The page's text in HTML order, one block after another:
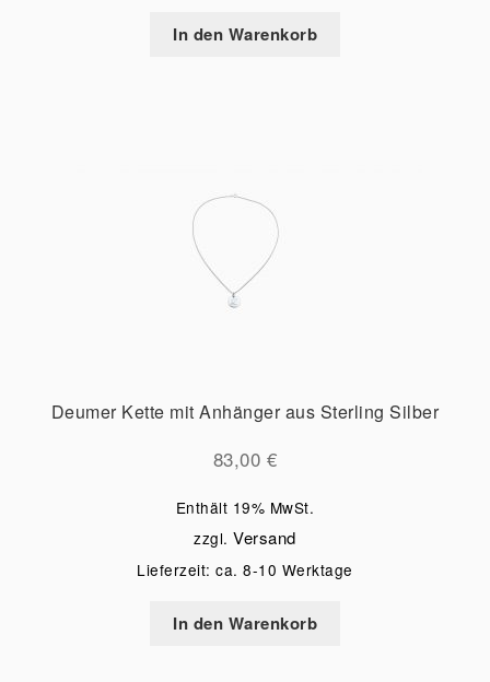
In den Warenkorb
Deumer Kette mit Anhänger aus Sterling Silber
83,00 €
Enthält 19% MwSt.
zzgl.Versand
Lieferzeit: ca. 8-10 Werktage
In den Warenkorb